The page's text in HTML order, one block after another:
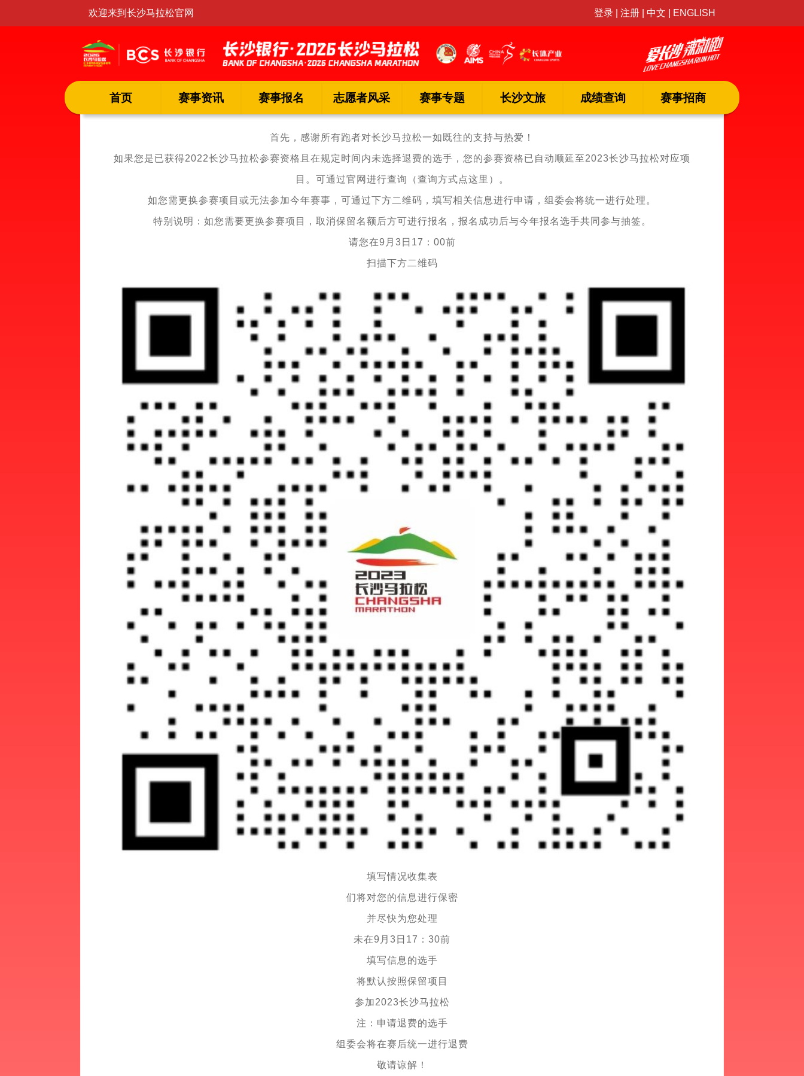
欢迎来到长沙马拉松官网 登录| 注册| 中文 ENGLISH
首页 赛事资讯 赛事报名 志愿者风采 赛事专题 长沙文旅 成绩查询 赛事招商
首先，感谢所有跑者对长沙马拉松一如既往的支持与热爱！
如果您是已获得2022长沙马拉松参赛资格且在规定时间内未选择退费的选手，您的参赛资格已自动顺延至2023长沙马拉松对应项
目。可通过官网进行查询（查询方式点这里）。
如您需更换参赛项目或无法参加今年赛事，可通过下方二维码，填写相关信息进行申请，组委会将统一进行处理。
特别说明：如您需要更换参赛项目，取消保留名额后方可进行报名，报名成功后与今年报名选手共同参与抽签。
请您在9月3日17：00前
扫描下方二维码
填写情况收集表
们将对您的信息进行保密
并尽快为您处理
未在9月3日17：30前
填写信息的选手
将默认按照保留项目
参加2023长沙马拉松
注：申请退费的选手
组委会将在赛后统一进行退费
敬请谅解！